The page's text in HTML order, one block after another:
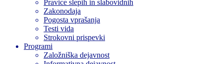
Pravice slepih in slabovidnih
Zakonodaja
Pogosta vprašanja
Testi vida
Strokovni prispevki
Programi
Založniška dejavnost